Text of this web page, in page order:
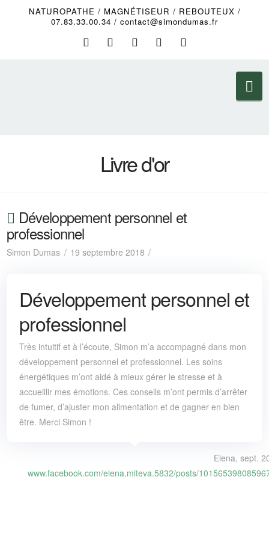
NATUROPATHE / MAGNÉTISEUR / REBOUTEUX /
07.83.33.00.34 / contact@simondumas.fr
Livre d'or
Développement personnel et
professionnel
Simon Dumas 19 septembre 2018
Développement personnel et
professionnel
Très intuitif et à l’écoute, Simon m’a accompagné dans mon
développement personnel et professionnel. Les soins
énergétiques m’ont aidé à mieux gérer le stresse et à
accueillir mes émotions. Ces conseils m’ont permis d’arrêter
de fumer, d’ajuster mon alimentation et de gagner en bien
être. Merci Simon !
Elena, sept.
www.facebook.com/elena.miteva.5832/posts/